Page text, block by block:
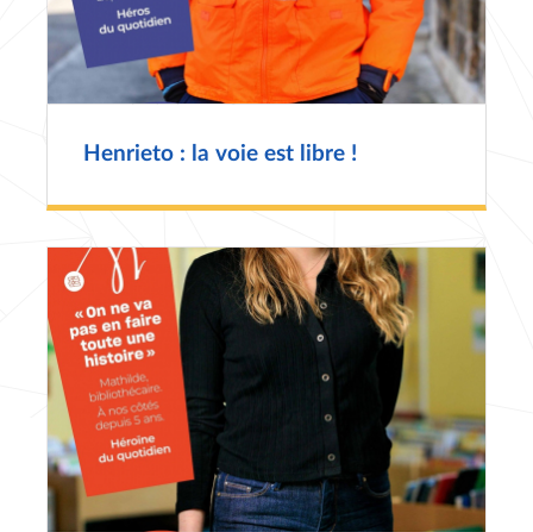
Henrieto : la voie est libre !